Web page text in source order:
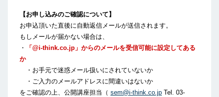
【お申し込みのご確認について】
お申込頂いた直後に自動返信メールが送信されます。
もしメールが届かない場合は、
・
「@i-think.co.jp」からのメールを受信可能に設定してある
か
・お手元で迷惑メール扱いにされていないか
・ご入力のメールアドレスに間違いはないか
をご確認の上、公開講座担当（ sem@i-think.co.jp Tel. 03-